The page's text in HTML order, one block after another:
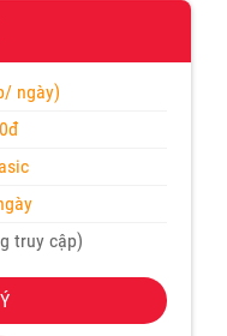
ngày)
truy cập)